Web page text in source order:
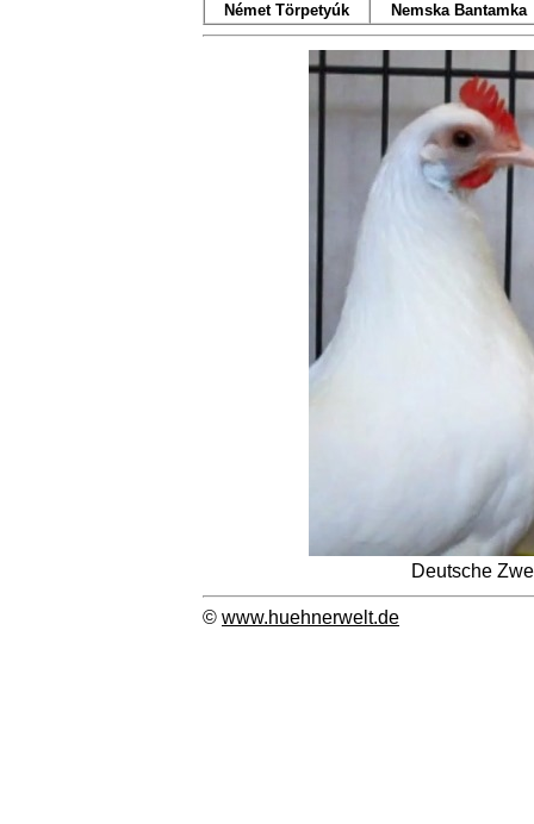
Német Törpetyúk
Nemska Bantamka
Deutsche
© www.huehnerwelt.de